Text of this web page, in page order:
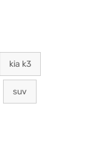
kia k3
suv